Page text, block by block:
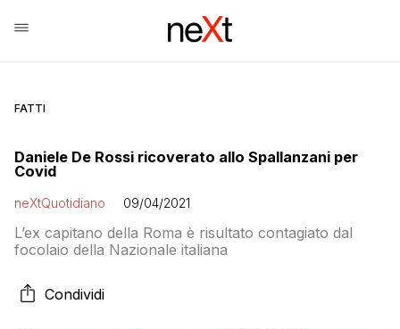
FATTI
Daniele De Rossi ricoverato allo Spallanzani per
Covid
neXtQuotidiano 09/04/2021
L’ex capitano della Roma è risultato contagiato dal
focolaio della Nazionale italiana
Condividi